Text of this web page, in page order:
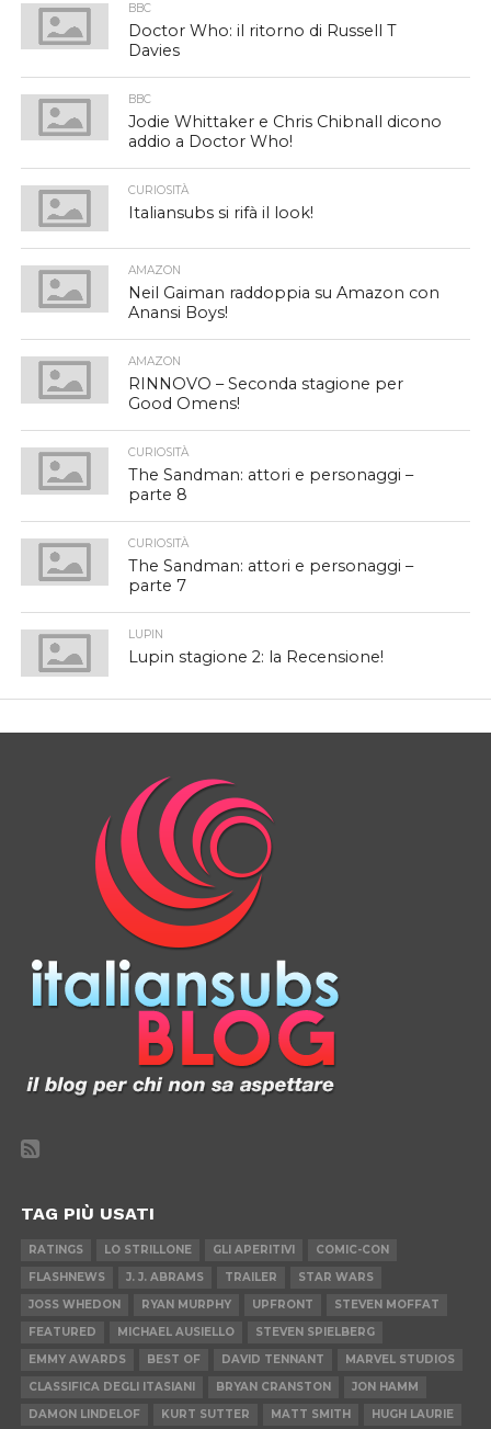
BBC
Doctor Who: il ritorno di Russell T
Davies
BBC
Jodie Whittaker e Chris Chibnall dicono
addio a Doctor Who!
CURIOSITÀ
Italiansubs si rifà il look!
AMAZON
Neil Gaiman raddoppia su Amazon con
Anansi Boys!
AMAZON
RINNOVO – Seconda stagione per
Good Omens!
CURIOSITÀ
The Sandman: attori e personaggi –
parte 8
CURIOSITÀ
The Sandman: attori e personaggi –
parte 7
LUPIN
Lupin stagione 2: la Recensione!
TAG PIÙ USATI
RATINGS LO STRILLONE GLI APERITIVI
COMIC-CON
FLASHNEWS
J. J. ABRAMS TRAILER
STAR WARS
JOSS WHEDON
RYAN MURPHY UPFRONT
STEVEN MOFFAT
FEATURED
MICHAEL AUSIELLO
STEVEN SPIELBERG
EMMY AWARDS
BEST OF DAVID TENNANT
MARVEL STUDIOS
CLASSIFICA DEGLI ITASIANI
BRYAN CRANSTON
JON HAMM
DAMON LINDELOF
KURT SUTTER MATT SMITH HUGH LAURIE